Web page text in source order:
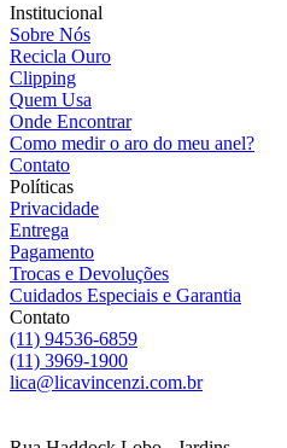
Institucional
Sobre Nós
Recicla Ouro
Clipping
Quem Usa
Onde Encontrar
Como medir o aro do meu anel?
Contato
Políticas
Privacidade
Entrega
Pagamento
Trocas e Devoluções
Cuidados Especiais e Garantia
Contato
(11) 94536-6859
(11) 3969-1900
lica@licavincenzi.com.br